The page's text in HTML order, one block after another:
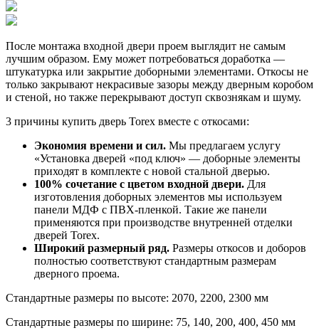
После монтажа входной двери проем выглядит не самым
лучшим образом. Ему может потребоваться доработка —
штукатурка или закрытие доборными элементами. Откосы не
только закрывают некрасивые зазоры между дверным коробом
и стеной, но также перекрывают доступ сквознякам и шуму.
3 причины купить дверь Torex вместе с откосами:
Экономия времени и сил. Мы предлагаем услугу
«Установка дверей «под ключ» — доборные элементы
приходят в комплекте с новой стальной дверью.
100% сочетание с цветом входной двери. Для
изготовления доборных элементов мы используем
панели МДФ с ПВХ-пленкой. Такие же панели
применяются при производстве внутренней отделки
дверей Torex.
Широкий размерный ряд. Размеры откосов и доборов
полностью соответствуют стандартным размерам
дверного проема.
Стандартные размеры по высоте: 2070, 2200, 2300 мм
Стандартные размеры по ширине: 75, 140, 200, 400, 450 мм